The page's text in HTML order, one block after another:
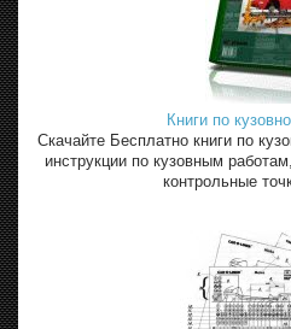
Книги по
Скачайте Бесплатно книги по
инструкции по кузовным
контрольные